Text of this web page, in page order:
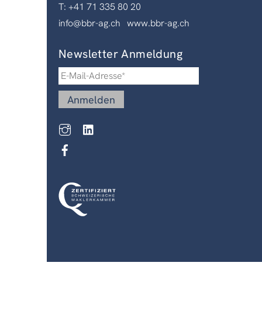
T: +41 71 335 80 20
info@bbr-ag.ch www.bbr-ag.ch
Newsletter Anmeldung